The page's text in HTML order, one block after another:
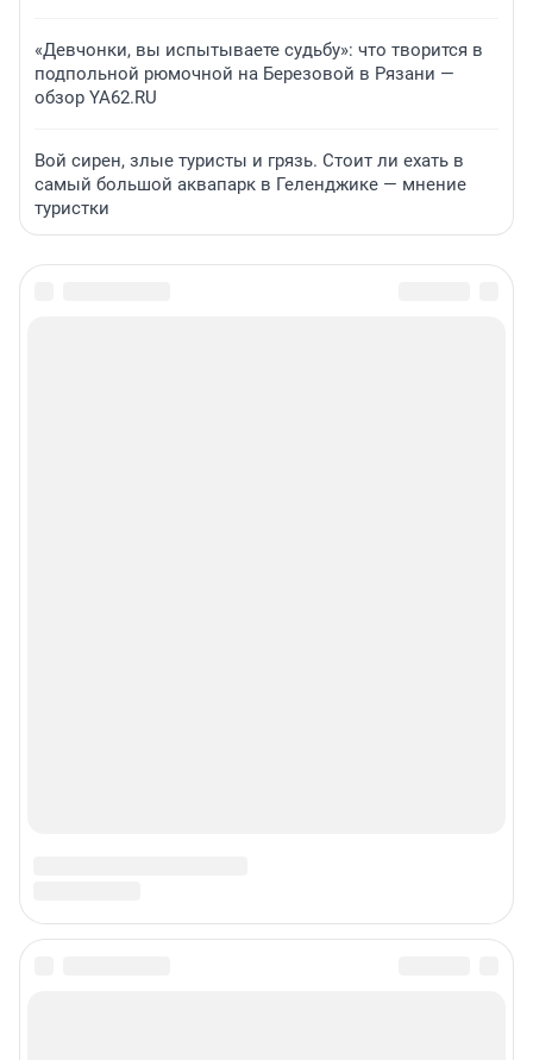
«Девчонки, вы испытываете судьбу»: что творится в
подпольной рюмочной на Березовой в Рязани —
обзор YA62.RU
Вой сирен, злые туристы и грязь. Стоит ли ехать в
самый большой аквапарк в Геленджике — мнение
туристки